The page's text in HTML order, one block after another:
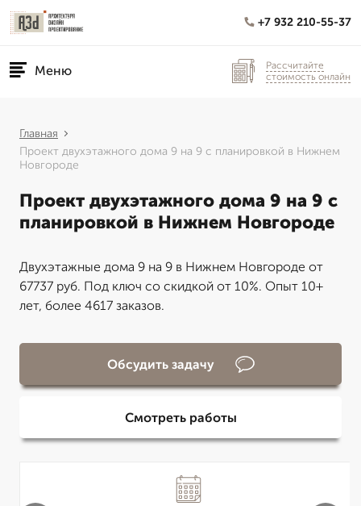
+7 932 210-55-37
Меню
Рассчитайте
стоимость онлайн
Главная
Проект двухэтажного дома 9 на 9 с планировкой в Нижнем
Новгороде
Проект двухэтажного дома 9 на 9 с
планировкой в Нижнем Новгороде
Двухэтажные дома 9 на 9 в Нижнем Новгороде от
67737 руб. Под ключ со скидкой от 10%. Опыт 10+
лет, более 4617 заказов.
Обсудить задачу
Смотреть работы